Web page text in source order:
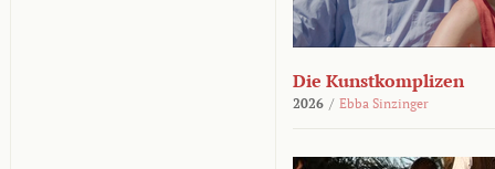
Die Kunstkomplizen
2026 / Ebba Sinzinger